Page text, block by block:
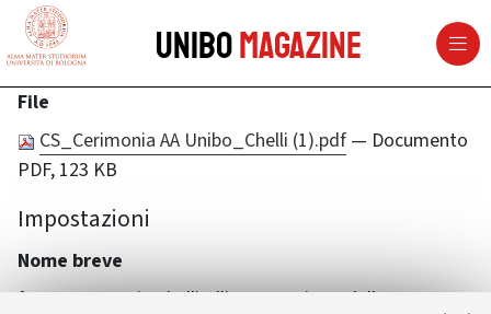
vai al contenuto della pagina
UniboMagazine
File
CS_Cerimonia AA Unibo_Chelli (1).pdf — Documento
PDF, 123 KB
Impostazioni
Nome breve
francesco-maria-chelli-allinaugurazione-dellanno-